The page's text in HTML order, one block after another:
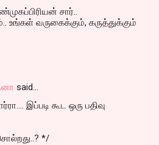
சார்..
உங்கள் வருகைக்கும், கருத்துக்கும்
said…
இப்படி கூட ஒரு பதிவு
*/